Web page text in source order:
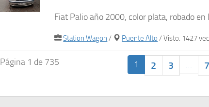
Fiat Palio año 2000, color plata, robado
Station Wagon / Puente Alto / Visto: 1427
Página 1 de 735 1 2 3 …